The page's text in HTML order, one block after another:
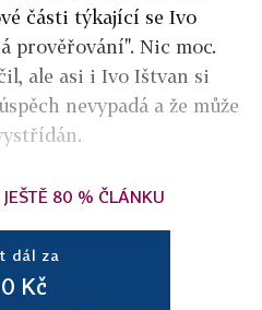
části týkající se Ivo
prověřování". Nic moc.
ale asi i Ivo Ištvan si
nevypadá a že může
80 % ČLÁNKU
dál za
Kč